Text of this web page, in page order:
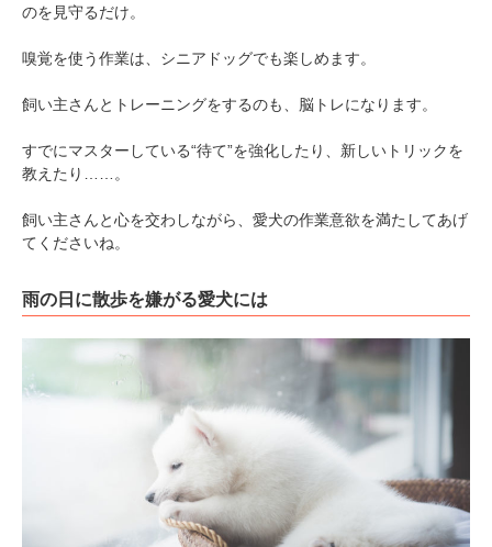
のを見守るだけ。
嗅覚を使う作業は、シニアドッグでも楽しめます。
飼い主さんとトレーニングをするのも、脳トレになります。
すでにマスターしている“待て”を強化したり、新しいトリックを
教えたり……。
飼い主さんと心を交わしながら、愛犬の作業意欲を満たしてあげ
てくださいね。
雨の日に散歩を嫌がる愛犬には